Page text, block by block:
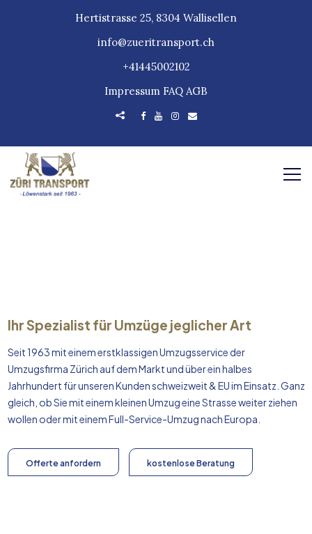
Hertistrasse 25, 8304 Wallisellen
info@zueritransport.ch
+41445002102
Impressum FAQ AGB
Ihr Spezialist für Umzüge jeglicher Art
Seit 1963 mit einem erstklassigen Umzugsservice der
Umzugsfirma Zürich auf dem Markt und über ein halbes
Jahrhundert für unseren Kunden schweizweit & EU im Einsatz. Ganz
gleich, ob Sie mit einem kleinen Umzug eine Strasse weiter ziehen
wollen oder mit einem Full-Service-Umzug nachEuropa
Offerte anfordern kostenlose Beratung